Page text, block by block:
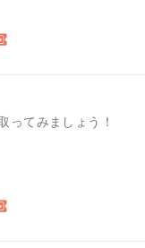
ってみましょう！